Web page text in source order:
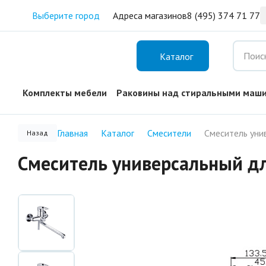
Выберите город Адреса магазинов8 (495) 374 71 77
Каталог
Комплекты мебели Раковины над стиральными
Назад Главная Каталог Смесители
Смеситель универсальный